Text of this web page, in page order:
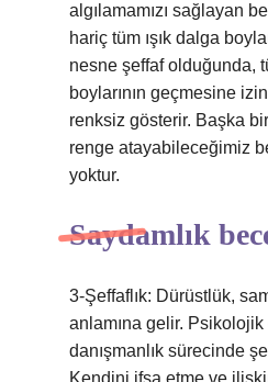
algılamamızı sağlayan
hariç tüm ışık dalga
nesne şeffaf olduğunda,
boylarının geçmesine
renksiz gösterir. Başka
renge atayabileceğimiz
yoktur.
Saydamlık
3-Şeffaflık: Dürüstlük,
anlamına gelir. Psikolojik
danışmanlık sürecinde
Kendini ifşa etme ve